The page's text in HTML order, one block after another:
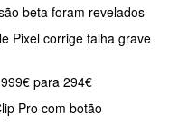
beta foram revelados
Pixel corrige falha grave
para 294€
Pro com botão